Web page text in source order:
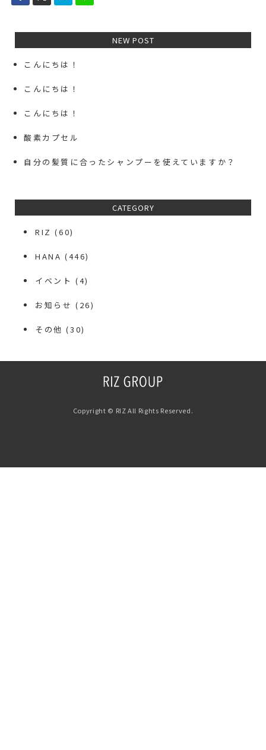
NEW POST
こんにちは！
こんにちは！
こんにちは！
酸素カプセル
自分の髪質に合ったシャンプーを使えていますか？
CATEGORY
RIZ (60)
HANA (446)
イベント (4)
お知らせ (26)
その他 (30)
Copyright © RIZ All Rights Reserved.